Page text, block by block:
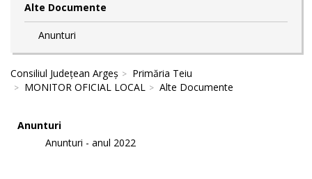
Alte Documente
Anunturi
Consiliul Județean Argeș
Primăria Teiu
MONITOR OFICIAL LOCAL
Alte Documente
Anunturi
Anunturi - anul 2022